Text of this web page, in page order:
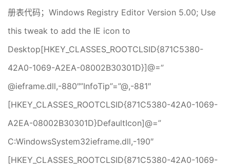
册表代码；Windows Registry Editor Version 5.00; Use
this tweak to add the IE icon to
Desktop[HKEY_CLASSES_ROOTCLSID{871C5380-
42A0-1069-A2EA-08002B30301D}]@=”
@ieframe.dll,-880″”InfoTip”=”@,-881″
[HKEY_CLASSES_ROOTCLSID{871C5380-42A0-1069-
A2EA-08002B30301D}DefaultIcon]@=”
C:WindowsSystem32ieframe.dll,-190″
[HKEY_CLASSES_ROOTCLSID{871C5380-42A0-1069-